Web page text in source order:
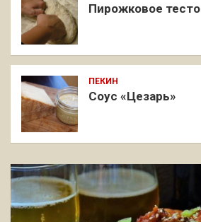
Пирожковое тесто
ПЕКИН
Соус «Цезарь»